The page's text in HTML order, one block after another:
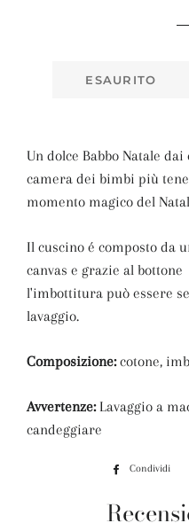
ESAURITO
Un dolce Babbo Natale
camera dei bimbi più
momento magico del
Il cuscino é composto da
canvas e grazie al
l'imbottitura può essere
lavaggio.
Composizione:cotone,
Avvertenze: Lavaggio a
candeggiare
Condividi